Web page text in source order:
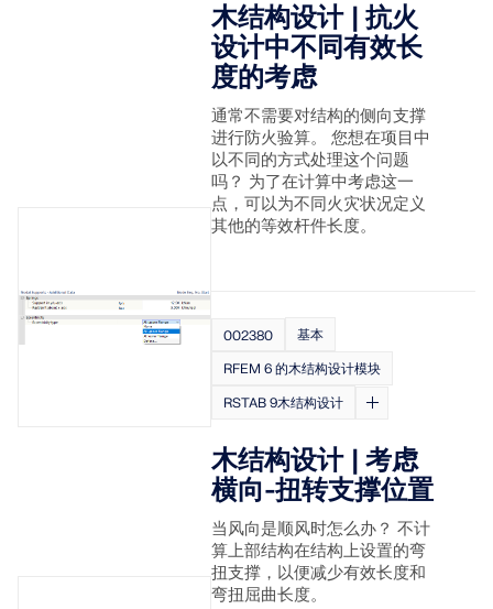
木结构设计 | 抗火
设计中不同有效长
度的考虑
通常不需要对结构的侧向支撑
进行防火验算。 您想在项目中
以不同的方式处理这个问题
吗？ 为了在计算中考虑这一
点，可以为不同火灾状况定义
其他的等效杆件长度。
002380
基本
RFEM 6 的木结构设计模块
RSTAB 9木结构设计
木结构设计 | 考虑
横向-扭转支撑位置
当风向是顺风时怎么办？ 不计
算上部结构在结构上设置的弯
扭支撑，以便减少有效长度和
弯扭屈曲长度。